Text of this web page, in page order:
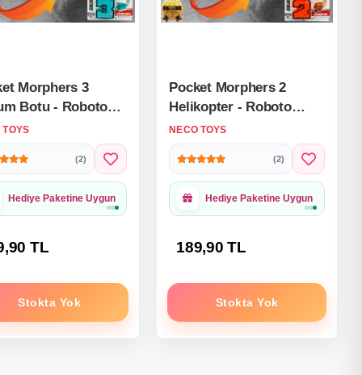
Morphers 3
Botu - Roboto
Sayılar - 3
Robot -
- Robot
TOYS
(2)
Hediye Paketine Uygun
TL
Stokta Yok
Pocket Morphers 2
Helikopter - Roboto
Dönüşen Sayılar - 2
Numara Robot -
Transformers - Robot
Sayı
NECO TOYS
(2)
Hediye Paketine Uygun
189,90 TL
Stokta Yok